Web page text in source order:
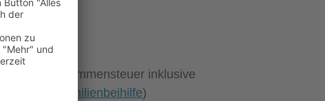
(zB Einkommensteuer inklusive
und
Familienbeihilfe)